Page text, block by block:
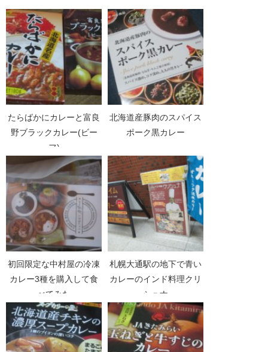
たらばかにカレーと富良
野ブラックカレー(ビー
フ)
北海道産豚肉のスパイス
ポーク黒カレー
初回限定な中村屋の冷凍
カレー3種を購入して食
べてみた
札幌大通駅の地下で青い
カレーのインド料理クリ
シュナ